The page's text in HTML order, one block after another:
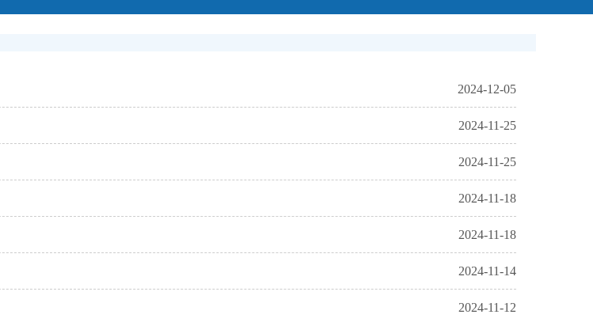
2024-12-05
2024-11-25
2024-11-25
2024-11-18
2024-11-18
2024-11-14
2024-11-12